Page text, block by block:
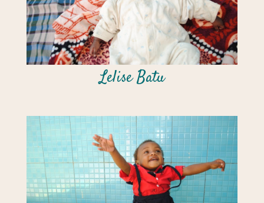
Lelise Batu